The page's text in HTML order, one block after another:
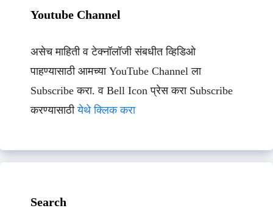
Youtube Channel
असेच माहिती व टेक्नॉलॉजी संबधीत व्हिडिओ
पाहण्यासाठी आमच्या YouTube Channel ला
Subscribe करा. व Bell Icon प्रेस करा Subscribe
करण्यासाठीयेथे क्लिक करा
Search